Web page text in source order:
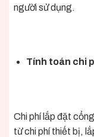
người sử dụng.
Tính toán chi
Chi phí lắp đặt
từ chi phí thiết bị,